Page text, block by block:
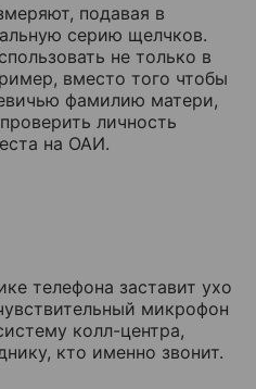
подавая в
серию щелчков.
не только в
вместо того чтобы
фамилию матери,
личность
на ОАИ.
телефона заставит ухо
микрофон
колл-центра,
кто именно звонит.